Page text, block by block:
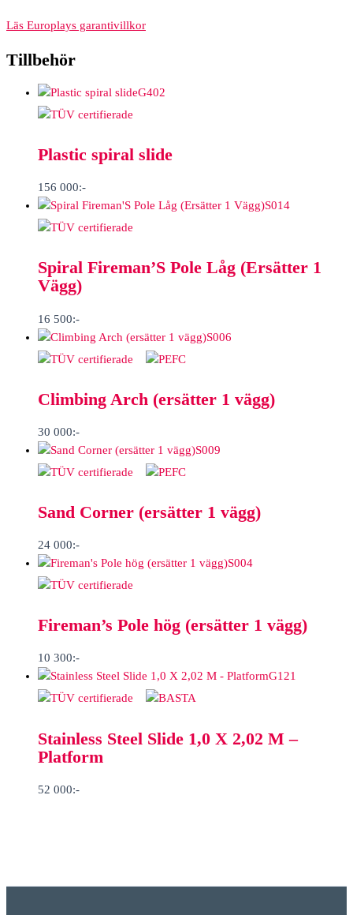
Läs Europlays garantivillkor
Tillbehör
G402
Plastic spiral slide
156 000:-
S014
Spiral Fireman’S Pole Låg (Ersätter 1
Vägg)
16 500:-
S006
Climbing Arch (ersätter 1 vägg)
30 000:-
S009
Sand Corner (ersätter 1 vägg)
24 000:-
S004
Fireman’s Pole hög (ersätter 1 vägg)
10 300:-
G121
Stainless Steel Slide 1,0 X 2,02 M –
Platform
52 000:-